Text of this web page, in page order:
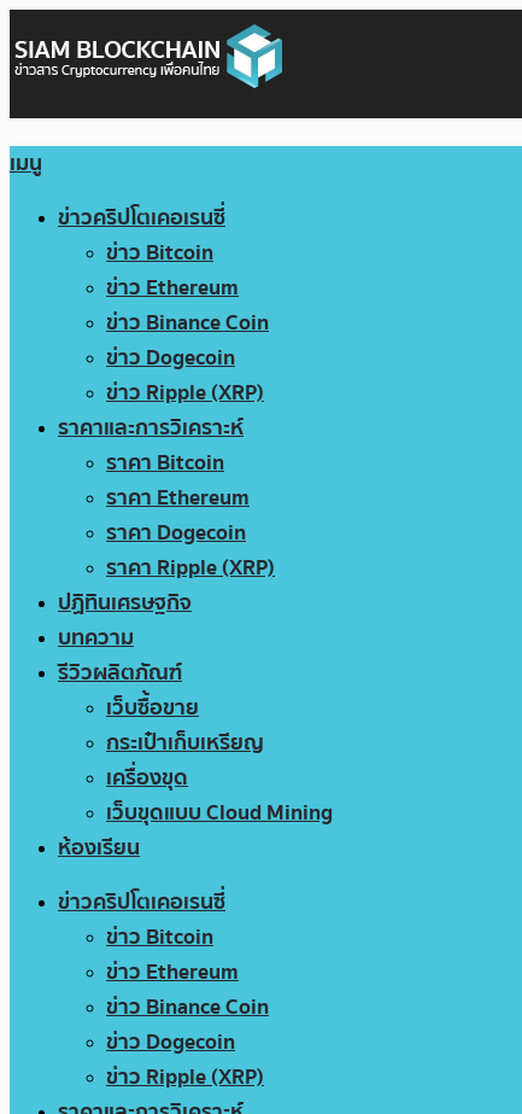
เมนู
ข่าวคริปโตเคอเรนซี่
ข่าว Bitcoin
ข่าว Ethereum
ข่าว Binance Coin
ข่าว Dogecoin
ข่าว Ripple (XRP)
ราคาและการวิเคราะห์
ราคา Bitcoin
ราคา Ethereum
ราคา Dogecoin
ราคา Ripple (XRP)
ปฏิทินเศรษฐกิจ
บทความ
รีวิวผลิตภัณฑ์
เว็บซื้อขาย
กระเป๋าเก็บเหรียญ
เครื่องขุด
เว็บขุดแบบ Cloud Mining
ห้องเรียน
ข่าวคริปโตเคอเรนซี่
ข่าว Bitcoin
ข่าว Ethereum
ข่าว Binance Coin
ข่าว Dogecoin
ข่าว Ripple (XRP)